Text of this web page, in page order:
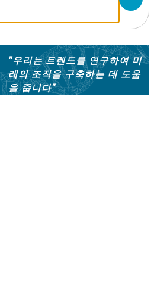
"우리는 트렌드를 연구하여 미
래의 조직을 구축하는 데 도움
을 줍니다"